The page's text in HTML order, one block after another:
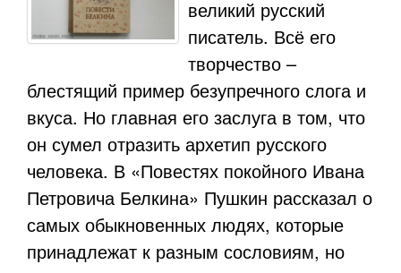
великий русский
писатель. Всё его
творчество –
блестящий пример безупречного слога и
вкуса. Но главная его заслуга в том, что
он сумел отразить архетип русского
человека. В «Повестях покойного Ивана
Петровича Белкина» Пушкин рассказал о
самых обыкновенных людях, которые
принадлежат к разным сословиям, но